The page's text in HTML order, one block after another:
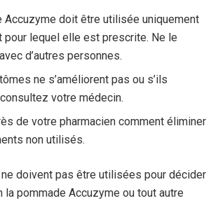
Accuzyme doit être utilisée uniquement
pour lequel elle est prescrite. Ne le
d’autres personnes.
ne s’améliorent pas ou s’ils
consultez votre médecin.
de votre pharmacien comment éliminer
non utilisés.
doivent pas être utilisées pour décider
la pommade Accuzyme ou tout autre